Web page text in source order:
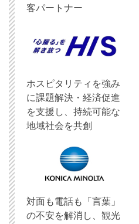
客パートナー
ホスピタリティを強み
に課題解決・経済促進
を支援し、持続可能な
地域社会を共創
対面も電話も「言葉」
の不安を解消し、観光